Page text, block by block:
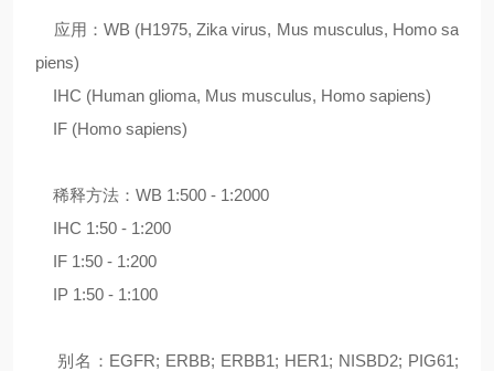
应用：WB (H1975, Zika virus, Mus musculus, Homo sa
piens)
IHC (Human glioma, Mus musculus, Homo sapiens)
IF (Homo sapiens)
稀释方法：WB 1:500 - 1:2000
IHC 1:50 - 1:200
IF 1:50 - 1:200
IP 1:50 - 1:100
别名：EGFR; ERBB; ERBB1; HER1; NISBD2; PIG61;